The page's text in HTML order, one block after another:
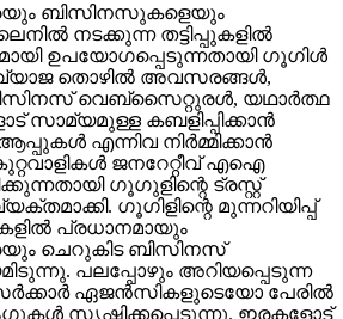
ബിസിനസുകളെയും
നടക്കുന്ന തട്ടിപ്പുകളില്‍
ഉപയോഗപ്പെടുന്നതായി ഗൂഗിള്‍
വ്യാജ തൊഴില്‍ അവസരങ്ങള്‍,
വെബ്‌സൈറ്റുരള്‍, യഥാര്‍ത്ഥ
സാമ്യമുള്ള കബളിപ്പിക്കാന്‍
ആപ്പുകള്‍ എന്നിവ നിര്‍മ്മിക്കാന്‍
ജനറേറ്റീവ് എഐ
ഗൂഗുളിന്റെ ട്രസ്റ്റ്
ഗൂഗിളിന്റെ മുന്നറിയിപ്പ്
പ്രധാനമായും
ചെറുകിട ബിസിനസ്
പലപ്പോഴും അറിയപ്പെടുന്ന
ഏജന്‍സികളുടെയോ പേരില്‍
സൃഷ്ടിക്കപ്പെടുന്നു. ഇരകളോട്